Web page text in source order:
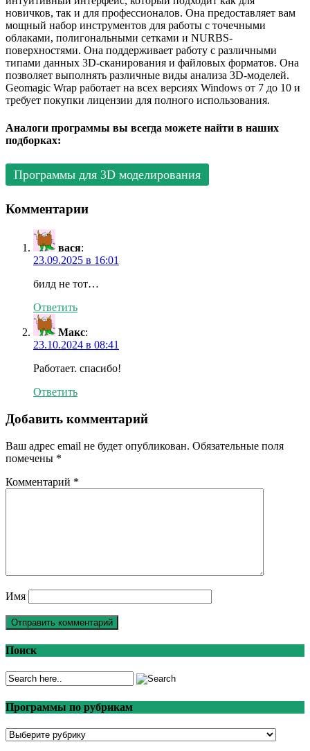
новичков, так и для профессионалов. Она предоставляет вам
мощный набор инструментов для работы с точечными
облаками, полигональными сетками и NURBS-
поверхностями. Она поддерживает работу с различными
типами данных 3D-сканирования и файловых форматов. Она
позволяет выполнять различные виды анализа 3D-моделей.
Geomagic Wrap работает на всех версиях Windows от 7 до 10 и
требует покупки лицензии для полного использования.
Аналоги программы вы всегда можете найти в наших
подборках:
Программы для 3D моделирования
Комментарии
вася:
23.09.2025 в 16:01
билд не тот…
Ответить
Макс:
23.10.2024 в 08:41
Работает. спасибо!
Ответить
Добавить комментарий
Ваш адрес email не будет опубликован. Обязательные поля
помечены *
Комментарий *
Имя
Поиск
Программы по рубрикам
Программы